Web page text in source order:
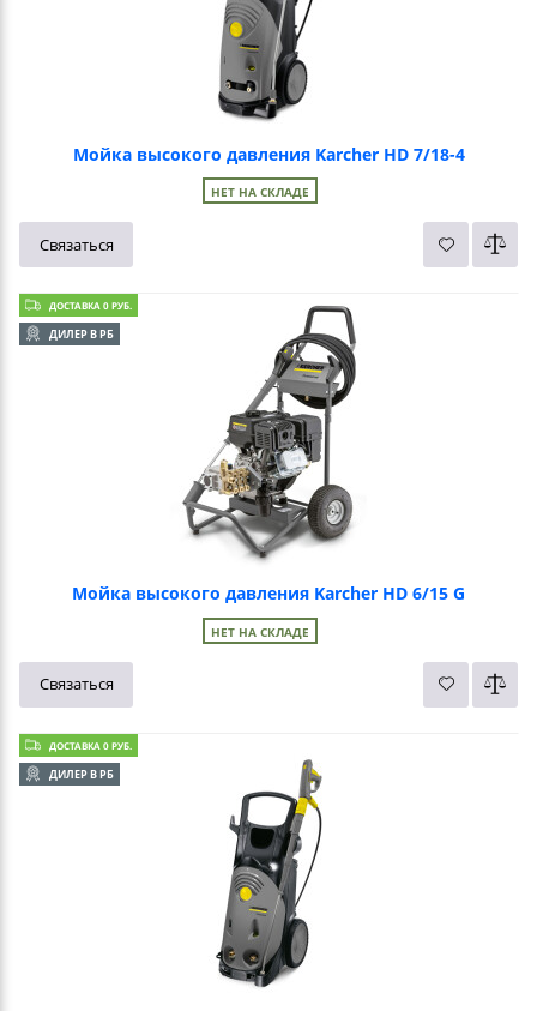
Мойка высокого давления Karcher HD 7/18-4
НЕТ НА СКЛАДЕ
Связаться
ДОСТАВКА 0 РУБ.
ДИЛЕР В РБ
Мойка высокого давления Karcher HD 6/15 G
НЕТ НА СКЛАДЕ
Связаться
ДОСТАВКА 0 РУБ.
ДИЛЕР В РБ